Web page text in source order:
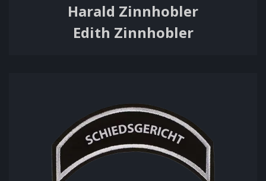
Harald Zinnhobler
Edith Zinnhobler